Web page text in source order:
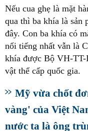
Nếu cua ghẹ là mặt
qua thì ba khía là sản
đây. Con ba khía có
nổi tiếng nhất vẫn là
khía được Bộ VH-TT-
vật thể cấp quốc gia.
Mỹ vừa chốt
vàng' của Việt
nước ta là ông